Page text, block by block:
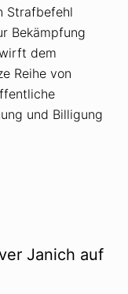
Strafbefehl
Bekämpfung
dem
Reihe von
und Billigung
Janich auf